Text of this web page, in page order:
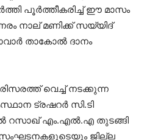
പൂർത്തീകരിച്ച് ഈ മാസം
നാല് മണിക്ക് സയ്യിദ്
താകോൽ ദാനം
വെച്ച് നടക്കുന്ന
ട്രഷറർ സി.ടി
റസാഖ് എം.എൽ.എ തുടങ്ങി
ജില്ല